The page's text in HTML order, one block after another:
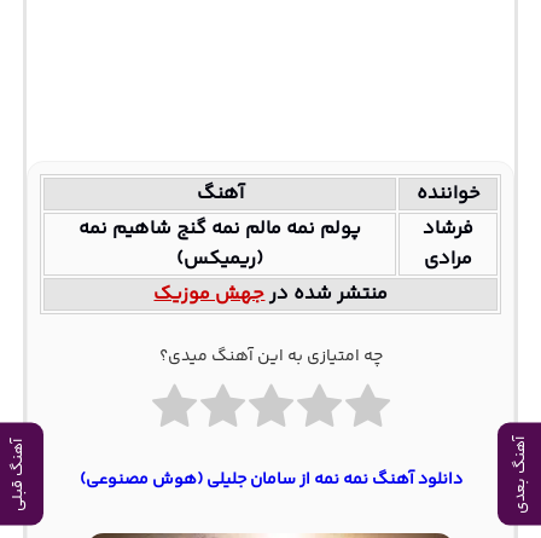
آهنگ بعدی آهنگ قبلی
خواننده
آهنگ
فرشاد
مرادی
پولم نمه مالم نمه گنج شاهیم نمه
(ریمیکس)
منتشر شده درجهش موزیک
چه امتیازی به این آهنگ میدی؟
دانلود آهنگ نمه نمه از سامان جلیلی (هوش مصنوعی)